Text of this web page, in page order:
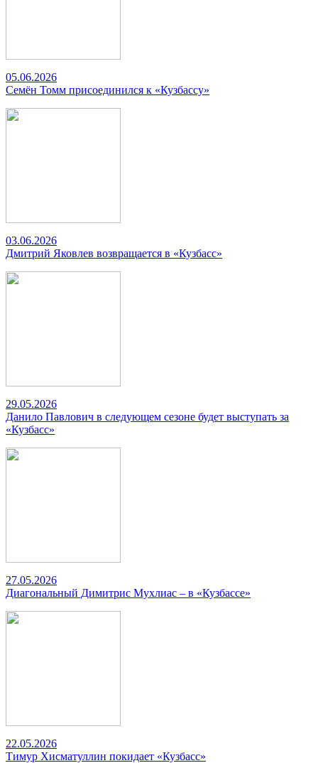
05.06.2026
Семён Томм присоединился к «Кузбассу»
03.06.2026
Дмитрий Яковлев возвращается в «Кузбасс»
29.05.2026
Данило Павлович в следующем сезоне будет выступать за
«Кузбасс»
27.05.2026
Диагональный Димитрис Мухлиас – в «Кузбассе»
22.05.2026
Тимур Хисматуллин покидает «Кузбасс»